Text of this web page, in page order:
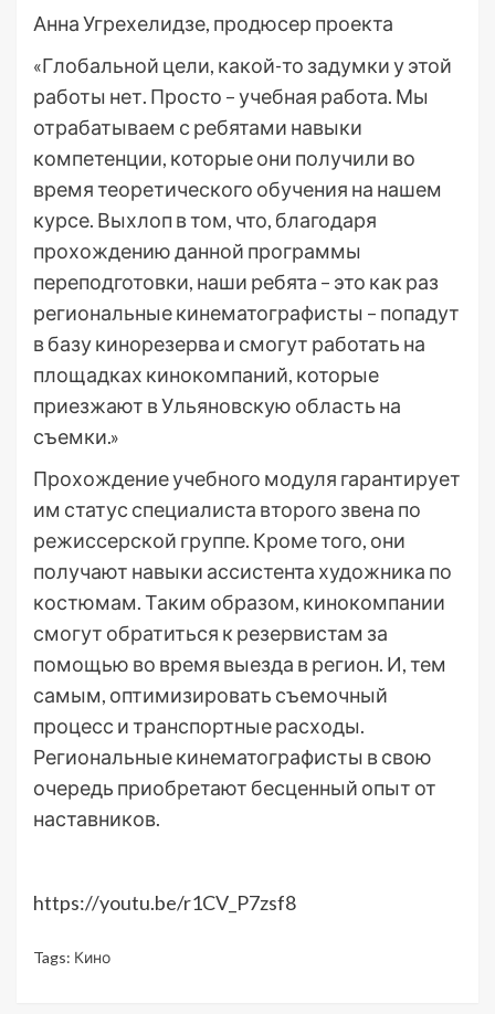
Анна Угрехелидзе, продюсер проекта
«Глобальной цели, какой-то задумки у этой
работы нет. Просто – учебная работа. Мы
отрабатываем с ребятами навыки
компетенции, которые они получили во
время теоретического обучения на нашем
курсе. Выхлоп в том, что, благодаря
прохождению данной программы
переподготовки, наши ребята – это как раз
региональные кинематографисты – попадут
в базу кинорезерва и смогут работать на
площадках кинокомпаний, которые
приезжают в Ульяновскую область на
съемки.»
Прохождение учебного модуля гарантирует
им статус специалиста второго звена по
режиссерской группе. Кроме того, они
получают навыки ассистента художника по
костюмам. Таким образом, кинокомпании
смогут обратиться к резервистам за
помощью во время выезда в регион. И, тем
самым, оптимизировать съемочный
процесс и транспортные расходы.
Региональные кинематографисты в свою
очередь приобретают бесценный опыт от
наставников.
https://youtu.be/r1CV_P7zsf8
Tags: Кино